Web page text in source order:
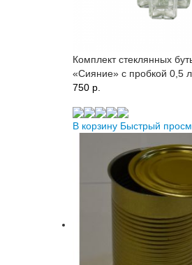
Комплект стеклянных
«Сияние» с пробкой 0,5
750 p.
В корзину Быстрый